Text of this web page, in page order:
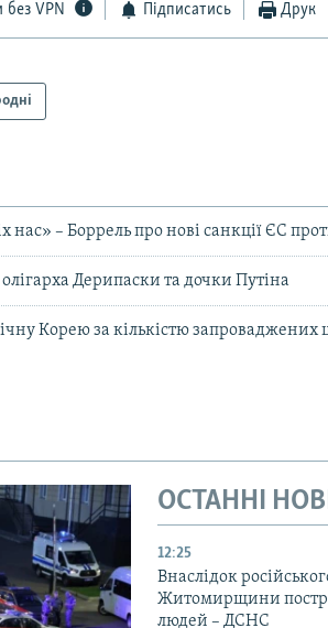
без VPN Підписатись Друк
нас» – Боррель про нові санкції ЄС
Дерипаски та дочки Путіна
Корею за кількістю запроваджених
ОСТАННІ
12:25
Внаслідок
Житомирщини
людей – ДСНС